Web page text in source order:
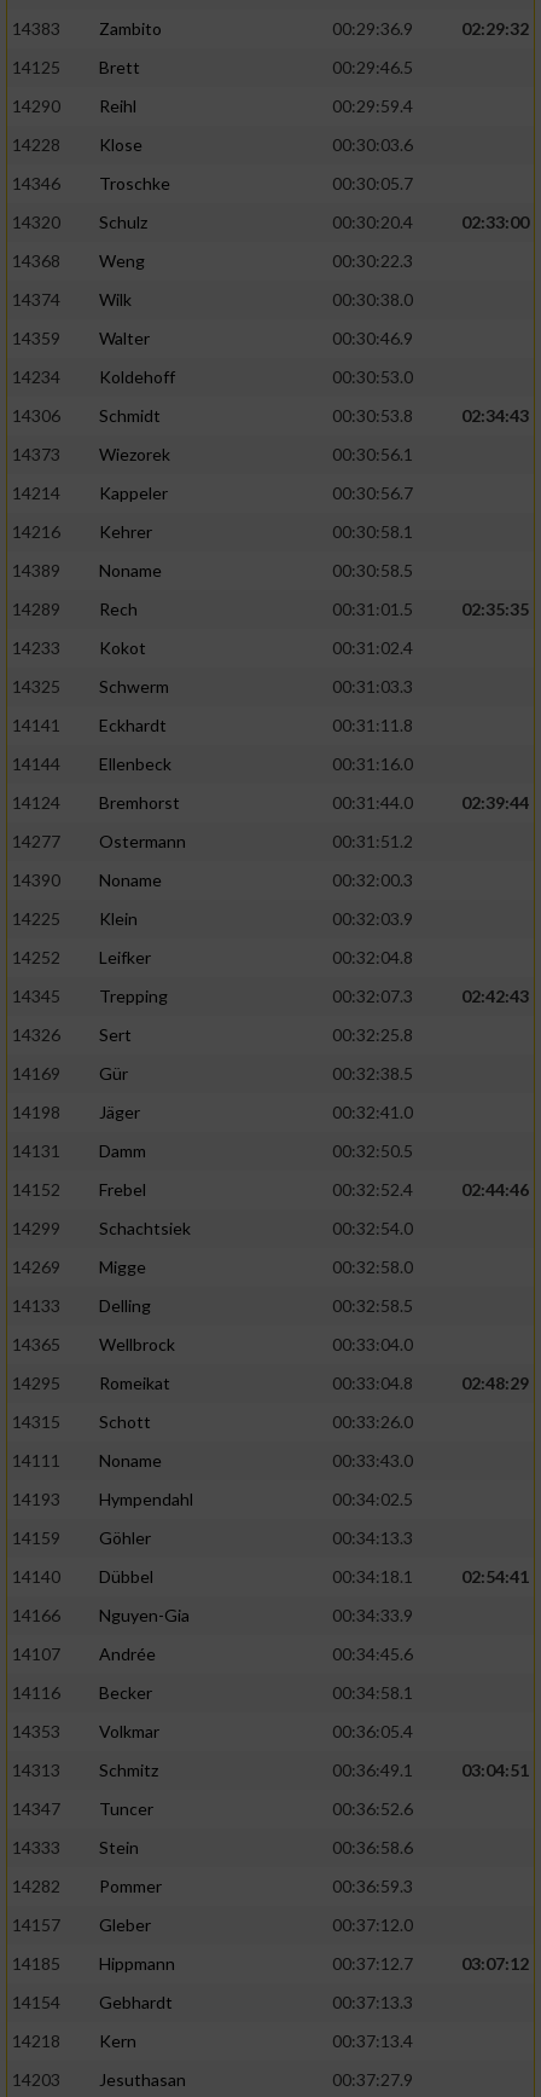
14383
Zambito 00:29:36.9
02:29:32
14125
Brett
00:29:46.5
14290
Reihl
00:29:59.4
14228
Klose
00:30:03.6
14346
Troschke
00:30:05.7
14320
Schulz 00:30:20.4
02:33:00
14368
Weng
00:30:22.3
14374
Wilk
00:30:38.0
14359
Walter
00:30:46.9
14234
Koldehoff
00:30:53.0
14306
Schmidt 00:30:53.8
02:34:43
14373
Wiezorek
00:30:56.1
14214
Kappeler
00:30:56.7
14216
Kehrer
00:30:58.1
14389
Noname
00:30:58.5
14289
Rech 00:31:01.5
02:35:35
14233
Kokot
00:31:02.4
14325
Schwerm
00:31:03.3
14141
Eckhardt
00:31:11.8
14144
Ellenbeck
00:31:16.0
14124
Bremhorst 00:31:44.0
02:39:44
14277
Ostermann
00:31:51.2
14390
Noname
00:32:00.3
14225
Klein
00:32:03.9
14252
Leifker
00:32:04.8
14345
Trepping 00:32:07.3
02:42:43
14326
Sert
00:32:25.8
14169
Gür
00:32:38.5
14198
Jäger
00:32:41.0
14131
Damm
00:32:50.5
14152
Frebel 00:32:52.4
02:44:46
14299
Schachtsiek
00:32:54.0
14269
Migge
00:32:58.0
14133
Delling
00:32:58.5
14365
Wellbrock
00:33:04.0
14295
Romeikat 00:33:04.8
02:48:29
14315
Schott
00:33:26.0
14111
Noname
00:33:43.0
14193
Hympendahl
00:34:02.5
14159
Göhler
00:34:13.3
14140
Dübbel 00:34:18.1
02:54:41
14166
Nguyen-Gia
00:34:33.9
14107
Andrée
00:34:45.6
14116
Becker
00:34:58.1
14353
Volkmar
00:36:05.4
14313
Schmitz 00:36:49.1
03:04:51
14347
Tuncer
00:36:52.6
14333
Stein
00:36:58.6
14282
Pommer
00:36:59.3
14157
Gleber
00:37:12.0
14185
Hippmann 00:37:12.7
03:07:12
14154
Gebhardt
00:37:13.3
14218
Kern
00:37:13.4
14203
Jesuthasan 00:37:27.9